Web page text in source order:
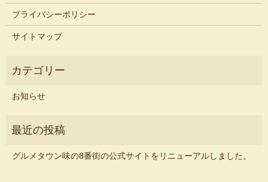
プライバシーポリシー
サイトマップ
お知らせ
グルメタウン味の8番街の公式サイトをリニューアルしました。